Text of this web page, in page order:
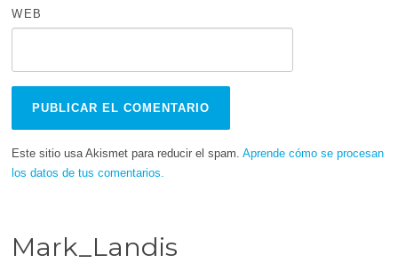
WEB
Este sitio usa Akismet para reducir el spam.Aprende cómo se procesan
los datos de tus comentarios.
Mark_Landis